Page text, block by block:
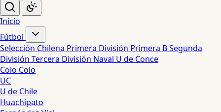
Inicio
Fútbol
Selección Chilena Primera División Primera BSegunda
División Tercera División Naval U de Conce
Colo Colo
UC
U de Chile
Huachipato